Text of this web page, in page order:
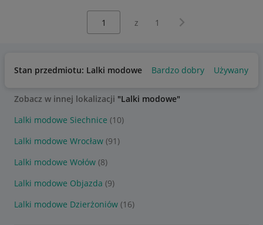
z 1 Następna strona
Stan przedmiotu: Lalki modowe Bardzo dobry Używany
Zobacz w innej lokalizacji "Lalki modowe"
Lalki modowe Siechnice (10)
Lalki modowe Wrocław (91)
Lalki modowe Wołów (8)
Lalki modowe Objazda (9)
Lalki modowe Dzierżoniów (16)